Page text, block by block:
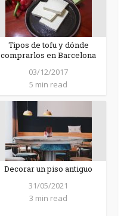
Tipos de tofu y dónde
comprarlos en Barcelona
03/12/2017
5 min read
Decorar un piso antiguo
31/05/2021
3 min read